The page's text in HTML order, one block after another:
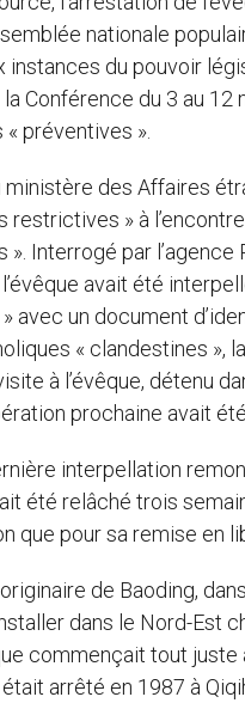
nationale
du pouvoir
Conférence du 3 au 12
préventives ».
ministère des Affaires
restrictives » à
Interrogé par l’agence
avait été
avec un document
« clandestines
à l’évêque, détenu
prochaine avait
interpellation
été relâché trois
que pour sa remise en
de Baoding,
dans le Nord-Est
commençait tout juste
arrêté en 1987 à